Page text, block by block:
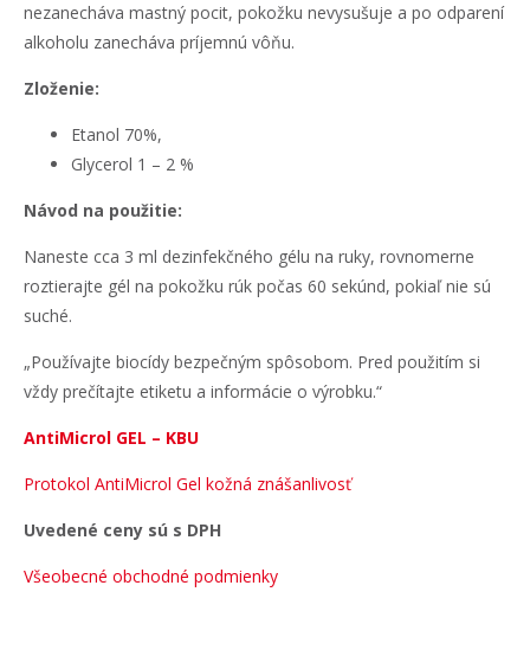
nezanecháva mastný pocit, pokožku nevysušuje a po odparení
alkoholu zanecháva príjemnú vôňu.
Zloženie:
Etanol 70%,
Glycerol 1 – 2 %
Návod na použitie:
Naneste cca 3 ml dezinfekčného gélu na ruky, rovnomerne
roztierajte gél na pokožku rúk počas 60 sekúnd, pokiaľ nie sú
suché.
„Používajte biocídy bezpečným spôsobom. Pred použitím si
vždy prečítajte etiketu a informácie o výrobku.“
AntiMicrol GEL – KBU
Protokol AntiMicrol Gel kožná znášanlivosť
Uvedené ceny sú s DPH
Všeobecné obchodné podmienky